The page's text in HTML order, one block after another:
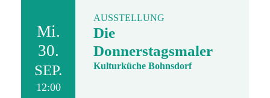
Mi.
30.
SEP.
12:00
AUSSTELLUNG
Die
Donnerstagsmaler
Kulturküche Bohnsdorf